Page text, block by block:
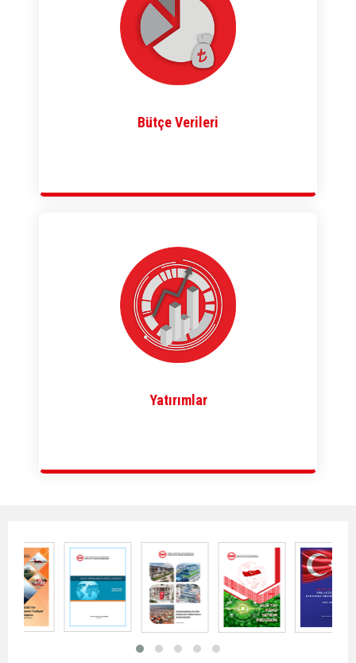
Bütçe Verileri
Yatırımlar